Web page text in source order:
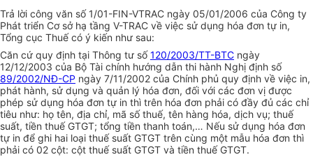
Trả lời công văn số 1/01-FIN-VTRAC ngày 05/01/2006 của Công ty
Phát triển Cơ sở hạ tầng V-TRAC về việc sử dụng hóa đơn tự in,
Tổng cục Thuế có ý kiến như sau:
Căn cứ quy định tại Thông tư số120/2003/TT-BTC ngày
12/12/2003 của Bộ Tài chính hướng dẫn thi hành Nghị định số
89/2002/NĐ-CP ngày 7/11/2002 của Chính phủ quy định về việc in,
phát hành, sử dụng và quản lý hóa đơn, đối với các đơn vị được
phép sử dụng hóa đơn tự in thì trên hóa đơn phải có đầy đủ các chỉ
tiêu như: họ tên, địa chỉ, mã số thuế, tên hàng hóa, dịch vụ; thuế
suất, tiền thuế GTGT; tổng tiền thanh toán,… Nếu sử dụng hóa đơn
tự in để ghi hai loại thuế suất GTGT trên cùng một mẫu hóa đơn thì
phải có 02 cột: cột thuế suất GTGT và tiền thuế GTGT.